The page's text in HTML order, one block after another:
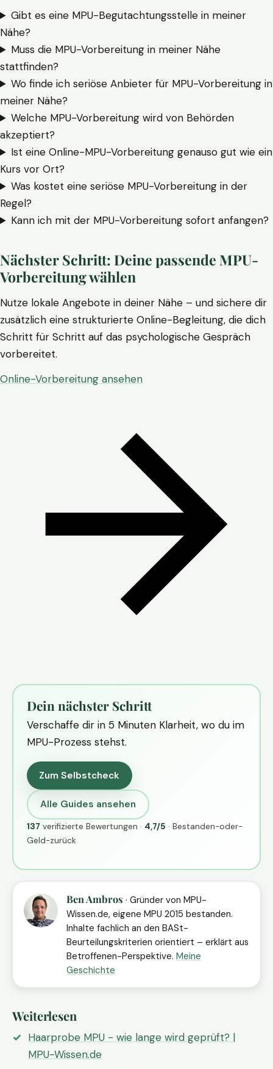
Gibt es eine MPU-Begutachtungsstelle in meiner
Nähe?
Muss die MPU-Vorbereitung in meiner Nähe
stattfinden?
Wo finde ich seriöse Anbieter für MPU-Vorbereitung in
meiner Nähe?
Welche MPU-Vorbereitung wird von Behörden
akzeptiert?
Ist eine Online-MPU-Vorbereitung genauso gut wie ein
Kurs vor Ort?
Was kostet eine seriöse MPU-Vorbereitung in der
Regel?
Kann ich mit der MPU-Vorbereitung sofort anfangen?
Nächster Schritt: Deine passende MPU-
Vorbereitung wählen
Nutze lokale Angebote in deiner Nähe – und sichere dir
zusätzlich eine strukturierte Online-Begleitung, die dich
Schritt für Schritt auf das psychologische Gespräch
vorbereitet.
Online-Vorbereitung ansehen
Dein nächster Schritt
Verschaffe dir in 5 Minuten Klarheit, wo du im
MPU-Prozess stehst.
Zum Selbstcheck
Alle Guides ansehen
137 verifizierte Bewertungen · 4,7/5 · Bestanden-oder-
Geld-zurück
Ben Ambros · Gründer von MPU-
Wissen.de, eigene MPU 2015 bestanden.
Inhalte fachlich an den BASt-
Beurteilungskriterien orientiert – erklärt aus
Betroffenen-Perspektive. Meine
Geschichte
Weiterlesen
Haarprobe MPU - wie lange wird geprüft? |
MPU-Wissen.de